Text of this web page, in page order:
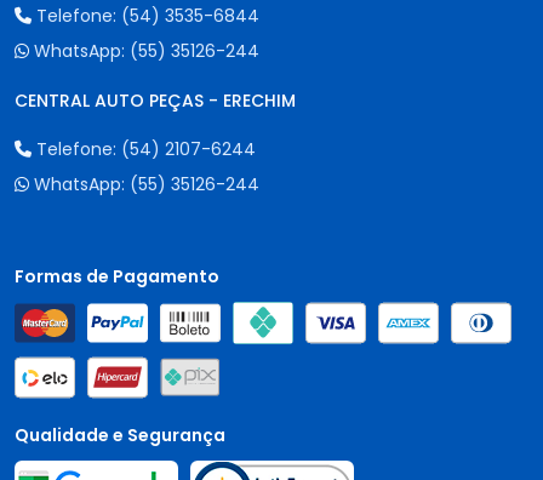
Telefone: (54) 3535-6844
WhatsApp: (55) 35126-244
CENTRAL AUTO PEÇAS - ERECHIM
Telefone: (54) 2107-6244
WhatsApp: (55) 35126-244
Formas de Pagamento
Qualidade e Segurança